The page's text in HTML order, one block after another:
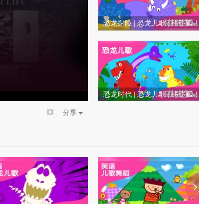
分享
恐龙探险 | 恐龙儿歌 | 碰碰狐！
恐龙时代 | 恐龙儿歌 | 碰碰狐！